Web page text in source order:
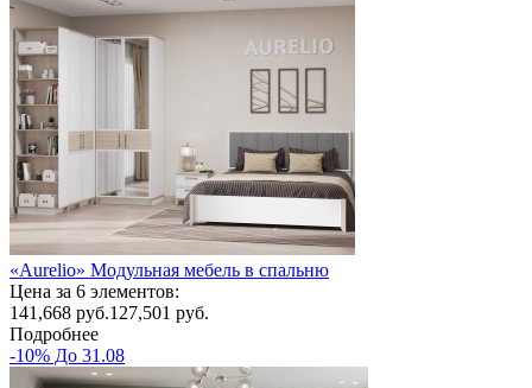
«Aurelio» Модульная мебель в спальню
Цена за 6 элементов:
141,668 руб.127,501 руб.
Подробнее
-10% До 31.08